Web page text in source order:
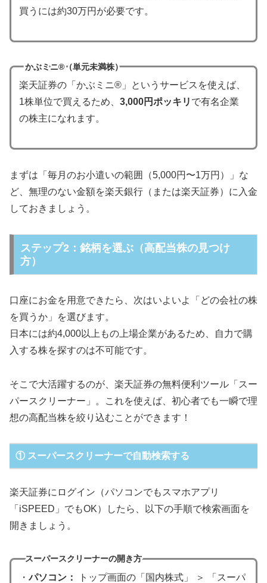
買うには約30万円が必要です。
かぶミニ®（単元未満株）
楽天証券の「かぶミニ®」というサービスを使えば、
1株単位で買えるため、 3,000円ポッキリ で有名企業
の株主になれます。
まずは「毎月のお小遣いの範囲（5,000円〜1万円）」な
ど、無理のない金額を楽天銀行（または楽天証券）に入金
しておきましょう。
ステップ2：銘柄を選ぶ（高配当株の見つけ
方）
口座にお金を用意できたら、次はいよいよ「どの会社の株
を買うか」を選びます。
日本には約4,000以上もの上場企業があるため、自力で購
入する株を探すのは不可能です。
そこで大活躍するのが、楽天証券の無料便利ツール「スー
パースクリーナー」。これを使えば、初心者でも一瞬で理
想の高配当株を絞り込むことができます！
① スーパースクリーナーで自動検索する
楽天証券にログイン（パソコンでもスマホアプリ
「iSPEED」でもOK）したら、以下の手順で検索画面を
開きましょう。
スーパースクリーナーの開き方
・パソコン：
トップ画面の「国内株式」 ＞ 「スーパ